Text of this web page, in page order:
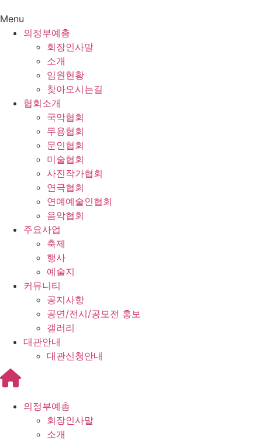
Menu
의정부예총
회장인사말
소개
임원현황
찾아오시는길
협회소개
국악협회
무용협회
문인협회
미술협회
사진작가협회
연극협회
연예예술인협회
음악협회
주요사업
축제
행사
예술지
커뮤니티
공지사항
공연/전시/공모전 홍보
갤러리
대관안내
대관신청안내
의정부예총
회장인사말
소개